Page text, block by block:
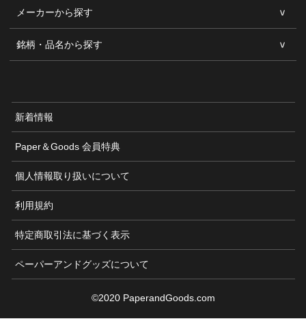
メーカーから探す
銘柄・品名から探す
新着情報
Paper＆Goods 会員特典
個人情報取り扱いについて
利用規約
特定商取引法に基づく表示
ペーパーアンドグッズについて
©2020 PaperandGoods.com